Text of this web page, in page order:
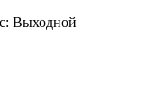
Выходной